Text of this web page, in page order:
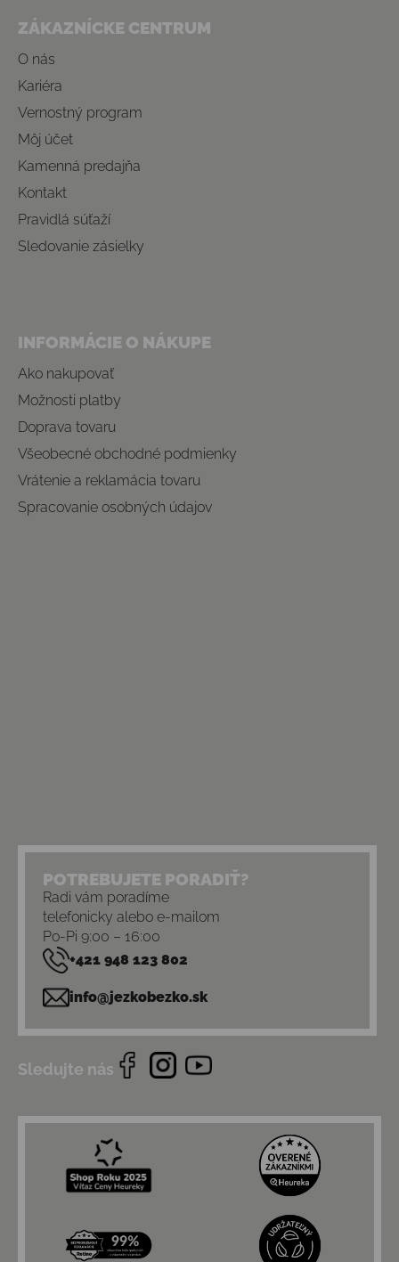
ZÁKAZNÍCKE CENTRUM
O nás
Kariéra
Vernostný program
Môj účet
Kamenná predajňa
Kontakt
Pravidlá súťaží
Sledovanie zásielky
INFORMÁCIE O NÁKUPE
Ako nakupovať
Možnosti platby
Doprava tovaru
Všeobecné obchodné podmienky
Vrátenie a reklamácia tovaru
Spracovanie osobných údajov
POTREBUJETE PORADIŤ?
Radi vám poradíme
telefonicky alebo e-mailom
Po-Pi 9:00 – 16:00
+421 948 123 802
info@jezkobezko.sk
Sledujte nás